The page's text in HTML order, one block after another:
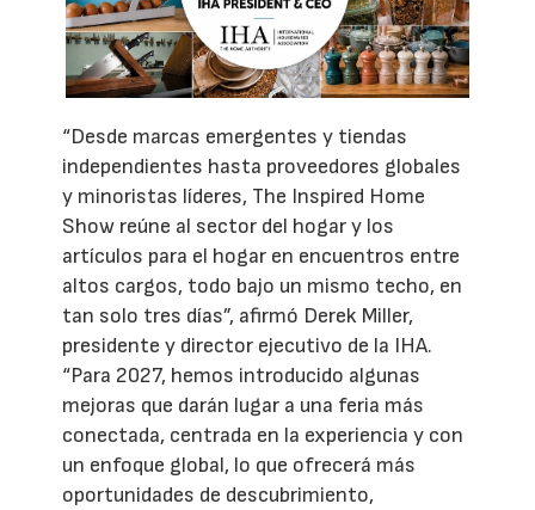
“Desde marcas emergentes y tiendas
independientes hasta proveedores globales
y minoristas líderes, The Inspired Home
Show reúne al sector del hogar y los
artículos para el hogar en encuentros entre
altos cargos, todo bajo un mismo techo, en
tan solo tres días”, afirmó Derek Miller,
presidente y director ejecutivo de la IHA.
“Para 2027, hemos introducido algunas
mejoras que darán lugar a una feria más
conectada, centrada en la experiencia y con
un enfoque global, lo que ofrecerá más
oportunidades de descubrimiento,